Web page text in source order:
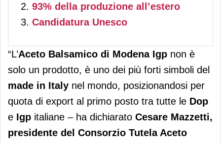
93% della produzione all’estero
Candidatura Unesco
“L’Aceto Balsamico di Modena Igp non è
solo un prodotto, è uno dei più forti simboli del
made in Italy nel mondo, posizionandosi per
quota di export al primo posto tra tutte le Dop
e Igp italiane – ha dichiarato Cesare Mazzetti,
presidente del Consorzio Tutela Aceto